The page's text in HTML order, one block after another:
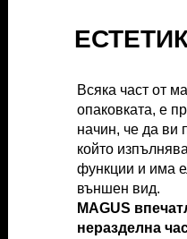
Всяка част от
опаковката, е
начин, че да ви
който
функции и има
външен вид.
MAGUS
неразделна
Всяка част от
опаковката, е
начин, че да ви
който
функции и има
външен вид.
MAGUS
неразделна